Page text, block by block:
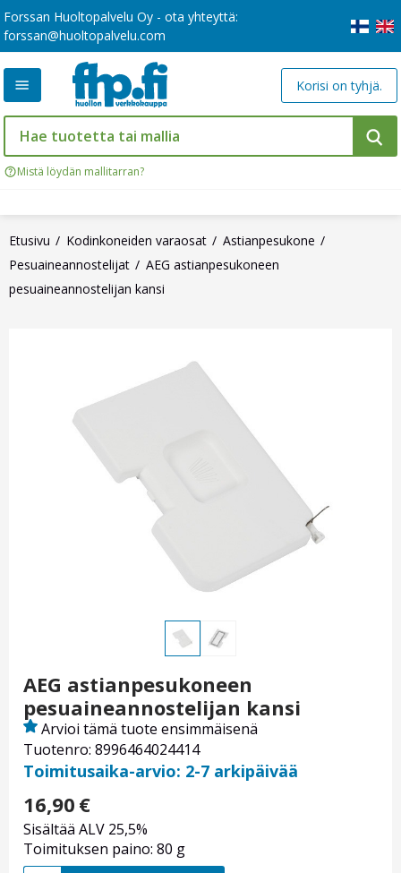
Forssan Huoltopalvelu Oy - ota yhteyttä:
forssan@huoltopalvelu.com
Mistä löydän mallitarran?
Korisi on tyhjä.
Etusivu Kodinkoneiden varaosat
Astianpesukone
Pesuaineannostelijat
AEG astianpesukoneen
pesuaineannostelijan kansi
AEG astianpesukoneen
pesuaineannostelijan kansi
Tuotenro: 8996464024414
Arvioi tämä tuote ensimmäisenä
Toimitusaika-arvio: 2-7 arkipäivää
16,90 €
Sisältää ALV 25,5%
Toimituksen paino: 80 g